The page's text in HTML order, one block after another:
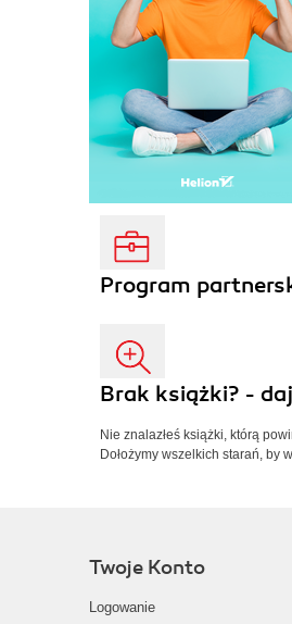
Program
Brak książki? -
Nie znalazłeś książki, którą
Dołożymy wszelkich starań, by
Twoje Konto
Logowanie